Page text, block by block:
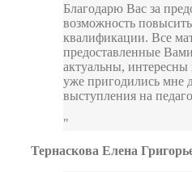
Благодарю Вас за
возможность
квалификации. Все
предоставленные
актуальны,
уже пригодились мне
выступления на
Тернаскова Елена